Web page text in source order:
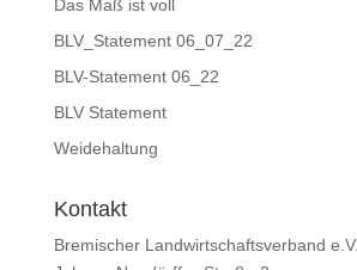
Das Maß ist voll
BLV_Statement 06_07_22
BLV-Statement 06_22
BLV Statement
Weidehaltung
Kontakt
Bremischer Landwirtschaftsverband e.V.